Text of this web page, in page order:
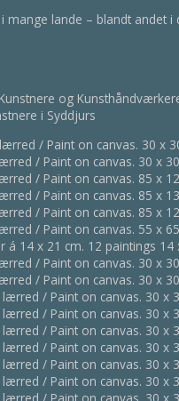
lande – blandt andet
og
i Syddjurs